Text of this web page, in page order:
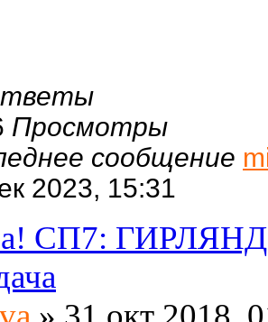
Просмотры
сообщение
2023, 15:31
СП7: